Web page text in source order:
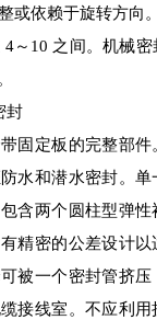
或依赖于旋转方向。
4～10 之间。机械
封
固定板的完整部
水和潜水密封。单
含两个圆柱型弹
精密的公差设计以
被一个密封管挤
接线室。不应利